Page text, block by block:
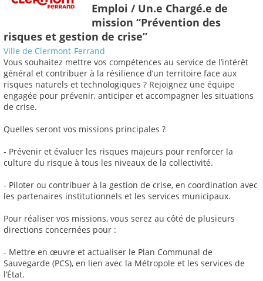
Emploi / Un.e Chargé.e de
mission “Prévention des
risques et gestion de crise”
Ville de Clermont-Ferrand
Vous souhaitez mettre vos compétences au service de l’intérêt
général et contribuer à la résilience d’un territoire face aux
risques naturels et technologiques ? Rejoignez une équipe
engagée pour prévenir, anticiper et accompagner les situations
de crise.
Quelles seront vos missions principales ?
- Prévenir et évaluer les risques majeurs pour renforcer la
culture du risque à tous les niveaux de la collectivité.
- Piloter ou contribuer à la gestion de crise, en coordination avec
les partenaires institutionnels et les services municipaux.
Pour réaliser vos missions, vous serez au côté de plusieurs
directions concernées pour :
- Mettre en œuvre et actualiser le Plan Communal de
Sauvegarde (PCS), en lien avec la Métropole et les services de
l’État.